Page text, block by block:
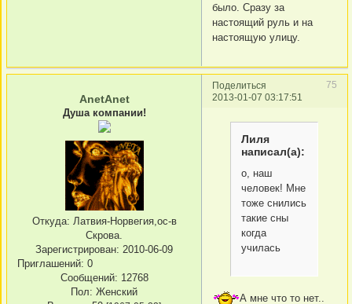
было. Сразу за
настоящий руль и на
настоящую улицу.
Поделиться
75
2013-01-07 03:17:51
AnetAnet
Душа компании!
Откуда: Латвия-Норвегия,ос-в
Скрова.
Зарегистрирован: 2010-06-09
Приглашений: 0
Сообщений: 12768
Пол: Женский
Лиля
написал(а):
о, наш
человек! Мне
тоже снились
такие сны
когда
училась
А мне что то нет..